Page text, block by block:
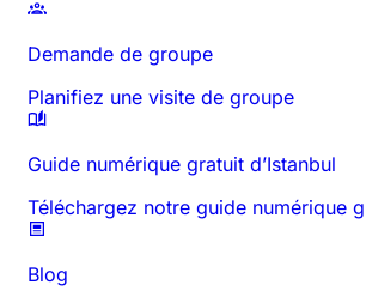
Demande de groupe
Planifiez une visite de groupe
Guide numérique gratuit d’Istanbul
Téléchargez notre guide numérique
Blog